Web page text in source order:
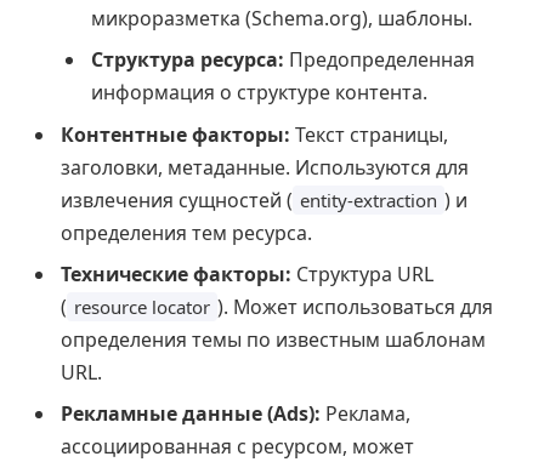
микроразметка (Schema.org), шаблоны.
Структура ресурса: Предопределенная
информация о структуре контента.
Контентные факторы: Текст страницы,
заголовки, метаданные. Используются для
извлечения сущностей ( entity-extraction ) и
определения тем ресурса.
Технические факторы: Структура URL
( resource locator ). Может использоваться для
определения темы по известным шаблонам
URL.
Рекламные данные (Ads): Реклама,
ассоциированная с ресурсом, может